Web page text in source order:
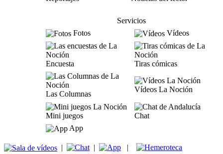
Servicios
Fotos
Vídeos
Encuesta Tiras cómicas
Las Columnas
Vídeos La Noción
Mini juegos
Chat
App
| | |